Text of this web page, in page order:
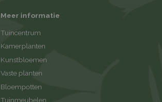
Meer informatie
Tuincentrum
Kamerplanten
Kunstbloemen
Vaste planten
Bloempotten
Tuinmeubelen